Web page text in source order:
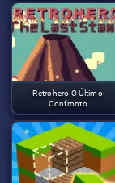
Retrohero O Último
Confronto